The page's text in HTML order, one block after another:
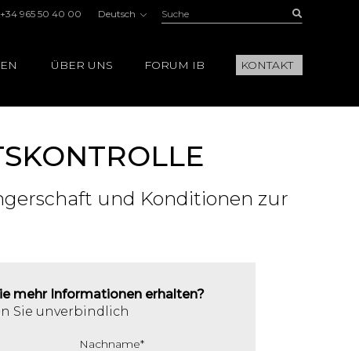
+34 965 50 40 00 Deutsch Suche:
ÜBER UNS FORUM IB KONTAKT
und Konditionen zur
mehr Informationen erhalten?
Sie unverbindlich
Nachname*